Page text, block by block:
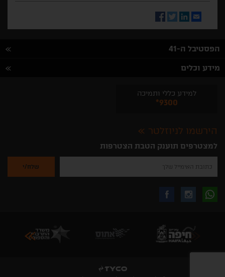
Email
LinkedIn
Twitter
Facebook
הפסטיבל ה-41
מידע וכלים
למידע כללי ותמיכה
*9300
הירשמו לניוזלטר
למצטרפים תוענק הטבת הצטרפות
להזין
שלך
לקבלת
באינסטגרם
עקבו
בפייסבוק